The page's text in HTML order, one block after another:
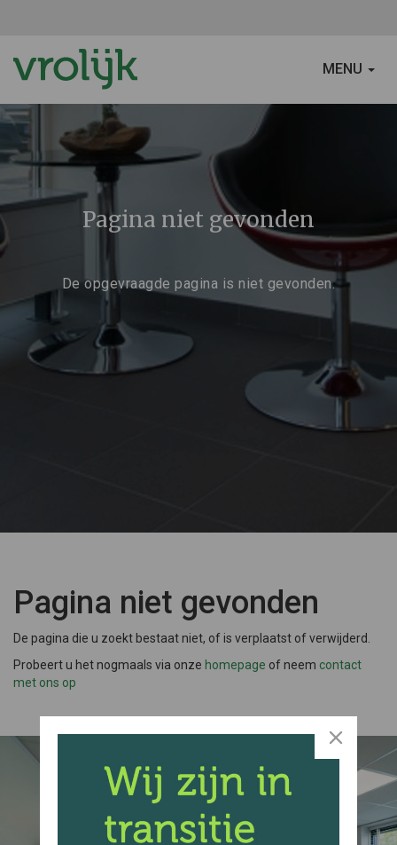
SCHAKEL
MENU
Pagina niet gevonden
De opgevraagde pagina is niet gevonden.
Pagina niet gevonden
De pagina die u zoekt bestaat niet, of is verplaatst of verwijderd.
Probeert u het nogmaals via onze homepage of neem contact
met ons op
Kom bij ons op de